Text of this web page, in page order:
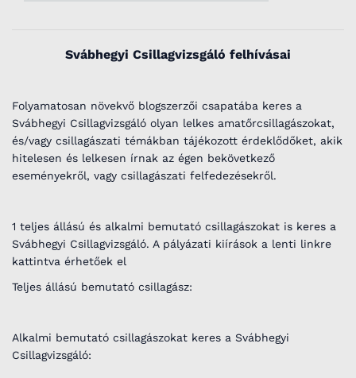
Svábhegyi Csillagvizsgáló felhívásai
Folyamatosan növekvő blogszerzői csapatába keres a
Svábhegyi Csillagvizsgáló olyan lelkes amatőrcsillagászokat,
és/vagy csillagászati témákban tájékozott érdeklődőket, akik
hitelesen és lelkesen írnak az égen bekövetkező
eseményekről, vagy csillagászati felfedezésekről.
1 teljes állású és alkalmi bemutató csillagászokat is keres a
Svábhegyi Csillagvizsgáló. A pályázati kiírások a lenti linkre
kattintva érhetőek el
Teljes állású bemutató csillagász:
Alkalmi bemutató csillagászokat keres a Svábhegyi
Csillagvizsgáló: